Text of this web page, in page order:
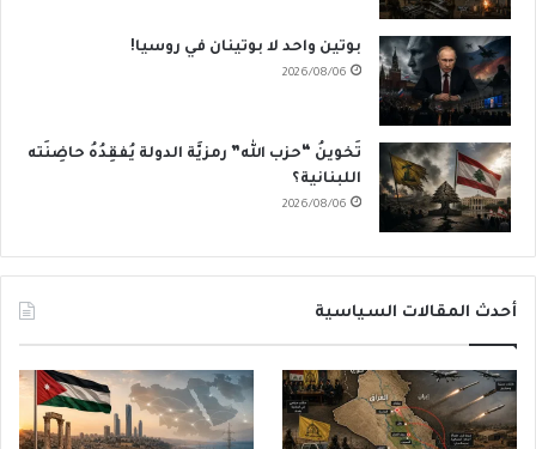
بوتين واحد لا بوتينان في روسيا!
2026/08/06
تَخوينُ “حزب الله” رمزيَّة الدولة يُفقِدُهُ حاضِنَته
اللبنانية؟
2026/08/06
أحدث المقالات السياسية